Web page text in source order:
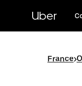
principal
Uber
France>